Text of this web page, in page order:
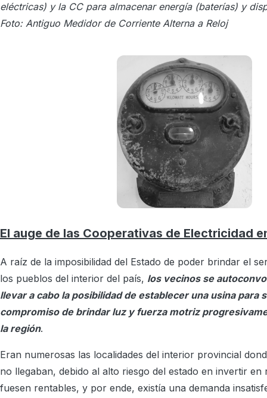
eléctricas) y la CC para almacenar energía (baterías) y
Foto: Antiguo Medidor de Corriente Alterna a Reloj
El auge de las Cooperativas de Electricidad
A raíz de la imposibilidad del Estado de poder brindar el
los pueblos del interior del país, los vecinos se
llevar a cabo la posibilidad de establecer una usina para
compromiso de brindar luz y fuerza motriz
la región.
Eran numerosas las localidades del interior provincial
no llegaban, debido al alto riesgo del estado en invertir en
fuesen rentables, y por ende, existía una demanda